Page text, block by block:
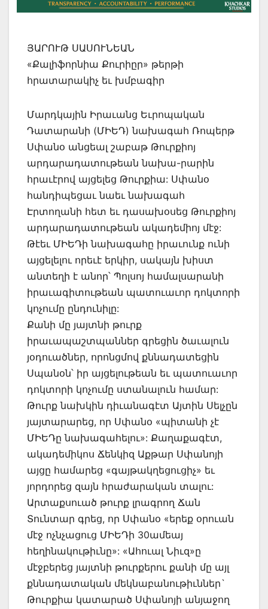
ՅԱՐՈՒԹ ՍԱՍՈՒՆԵԱՆ
«Քալիֆորնիա Քուրիըր» թերթի
հրատարակիչ եւ խմբագիր
Մարդկային Իրաւանց Եւրոպական
Դատարանի (ՄԻԵԴ) նախագահ Ռոպերթ
Սփանօ անցեալ շաբաթ Թուրքիոյ
արդարադատութեան նախա-րարին
հրաւէրով այցելեց Թուրքիա: Սփանօ
հանդիպեցաւ նաեւ նախագահ
Էրտողանի հետ եւ դասախօսեց Թուրքիոյ
արդարադատութեան ակադեմիոյ մէջ:
Թէեւ ՄԻԵԴի նախագահը իրաւունք ունի
այցելելու որեւէ երկիր, սակայն խիստ
անտեղի է անոր՝ Պոլսոյ համալսարանի
իրաւագիտութեան պատուաւոր դոկտորի
կոչումը ընդունիլը:
Քանի մը յայտնի թուրք
իրաւապաշտպաններ գրեցին ծաւալուն
յօդուածներ, որոնցմով քննադատեցին
Սպանօն՝ իր այցելութեան եւ պատուաւոր
դոկտորի կոչումը ստանալուն համար:
Թուրք նախկին դիւանագէտ Այտին Սելչըն
յայտարարեց, որ Սփանօ «պիտանի չէ
ՄԻԵԴը նախագահելու»: Քաղաքագէտ,
ակադեմիկոս Ճենկիզ Աքթար Սփանոյի
այցը համարեց «գայթակղեցուցիչ» եւ
յորդորեց զայն հրաժարական տալու:
Արտաքսուած թուրք լրագրող Ճան
Տունտար գրեց, որ Սփանօ «երեք օրուան
մէջ ոչնչացուց ՄԻԵԴի 30ամեայ
հեղինակութիւնը»: «Ահուալ Նիւզ»ը
մէջբերեց յայտնի թուրքերու քանի մը այլ
քննադատական մեկնաբանութիւններ`
Թուրքիա կատարած Սփանոյի անյաջող